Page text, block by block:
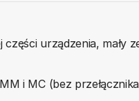
części urządzenia,
i MC (bez